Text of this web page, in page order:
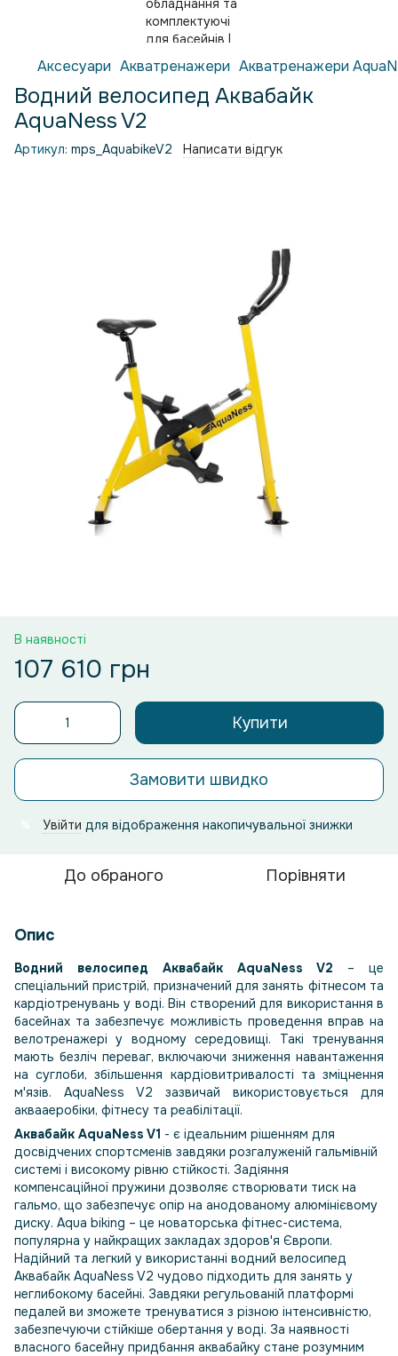
Аксесуари Акватренажери Акватренажери
Водний велосипед Аквабайк
AquaNess V2
Артикул: mps_AquabikeV2 Написати відгук
В наявності
107 610 грн
Купити
Замовити швидко
Увійти для відображення накопичувальної знижки
До обраного Порівняти
Опис
Водний велосипед Аквабайк AquaNess V2 – це
спеціальний пристрій, призначений для занять фітнесом та
кардіотренувань у воді. Він створений для використання в
басейнах та забезпечує можливість проведення вправ на
велотренажері у водному середовищі. Такі тренування
мають безліч переваг, включаючи зниження навантаження
на суглоби, збільшення кардіовитривалості та зміцнення
м'язів. AquaNess V2 зазвичай використовується для
аквааеробіки, фітнесу та реабілітації.
Аквабайк AquaNess V1 - є ідеальним рішенням для
досвідчених спортсменів завдяки розгалуженій гальмівній
системі і високому рівню стійкості. Задіяння
компенсаційної пружини дозволяє створювати тиск на
гальмо, що забезпечує опір на анодованому алюмінієвому
диску. Aqua biking – це новаторська фітнес-система,
популярна у найкращих закладах здоров'я Європи.
Надійний та легкий у використанні водний велосипед
Аквабайк AquaNess V2 чудово підходить для занять у
неглибокому басейні. Завдяки регульованій платформі
педалей ви зможете тренуватися з різною інтенсивністю,
забезпечуючи стійкіше обертання у воді. За наявності
власного басейну придбання аквабайку стане розумним